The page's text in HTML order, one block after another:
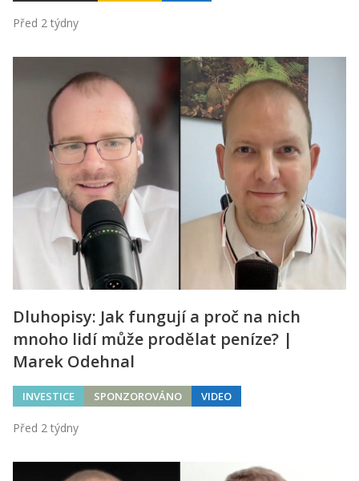
Před 2 týdny
Dluhopisy: Jak fungují a proč na nich
mnoho lidí může prodělat peníze? |
Marek Odehnal
INVESTICE SPONZOROVÁNO VIDEO
Před 2 týdny